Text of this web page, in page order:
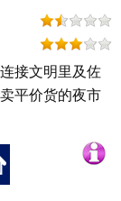
接文明里及佐
平价货的夜市